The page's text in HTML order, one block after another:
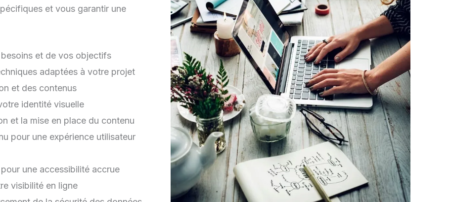
et vous garantir une
et de vos objectifs
adaptées à votre projet
et des contenus
identité visuelle
et la mise en place du contenu
pour une expérience utilisateur
une accessibilité accrue
visibilité en ligne